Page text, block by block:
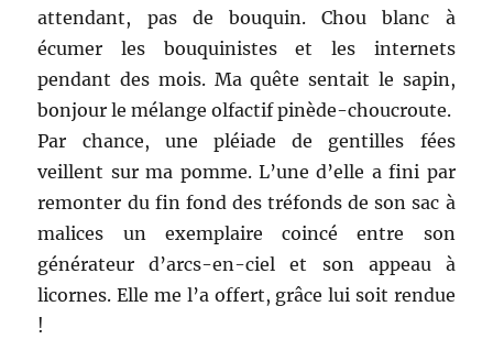
attendant, pas de bouquin. Chou blanc à
écumer les bouquinistes et les internets
pendant des mois. Ma quête sentait le sapin,
bonjour le mélange olfactif pinède-choucroute.
Par chance, une pléiade de gentilles fées
veillent sur ma pomme. L’une d’elle a fini par
remonter du fin fond des tréfonds de son sac à
malices un exemplaire coincé entre son
générateur d’arcs-en-ciel et son appeau à
licornes. Elle me l’a offert, grâce lui soit rendue
!